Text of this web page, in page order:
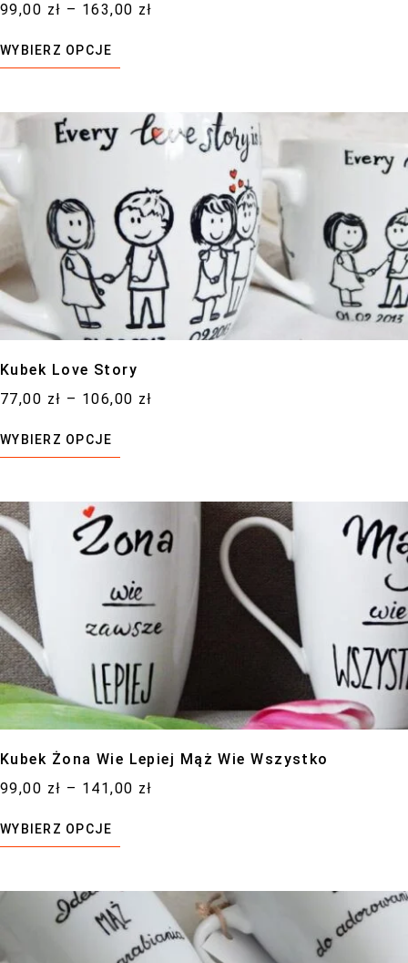
99,00 zł – 163,00 zł
WYBIERZ OPCJE
Kubek Love Story
77,00 zł – 106,00 zł
WYBIERZ OPCJE
Kubek Żona Wie Lepiej Mąż Wie Wszystko
99,00 zł – 141,00 zł
WYBIERZ OPCJE